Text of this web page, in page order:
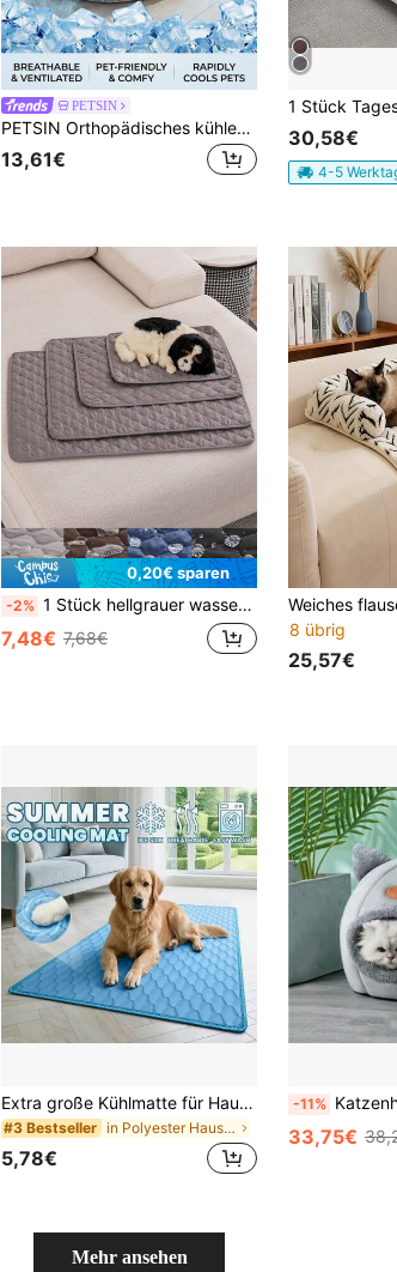
PETSIN
PETSIN Orthopädisches kühlendes Hundebett, atmungsaktives Sommer-Haustierbett mit erhöhter Kante, weiche waschbare Hundebett-Matte für kleine bis mittlere Hunde und Katzen, rutschfeste Haustier-Matte für ganzjährige Nutzung
13,61€
30,58€
4-5
0,20€ sparen
-2% 1 Stück hellgrauer wasserdichter, urinresistenter, rutschfester Haustierunterlage, geeignet für Katzen und Hunde aller Größen, schützt Sofa und Boden
7,48€ 7,68€
8 übrig
25,57€
Extra große Kühlmatte für Haustiere im Sommer, bissfest und langanhaltend Hundematte, geeignet für alle Jahreszeiten, leichte Kühlmatte für Haustiere, erhältlich in 5 Größen für kleine, mittlere und große Haustiere, für Haustierliebhaber, waschbar
#3 Bestseller in Polyester Haustierbett & Kistenmatte
5,78€
-11% Katzenhaus, Niedliches Katzenbett, Kleines
33,75€
Mehr ansehen